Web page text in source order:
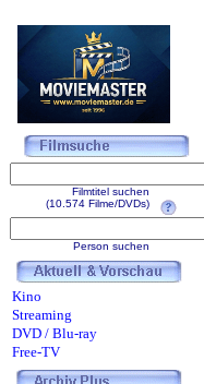
Filmtitel suchen
(10.574 Filme/DVDs)
Person suchen
Kino
Streaming
DVD / Blu-ray
Free-TV